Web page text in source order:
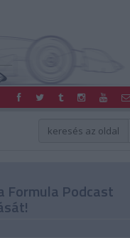
Formula Podcast